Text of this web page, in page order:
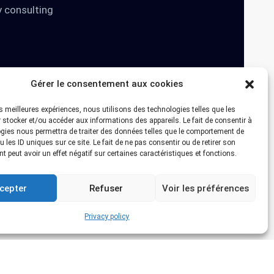
Gérer le consentement aux cookies
meilleures expériences, nous utilisons des technologies telles que les
stocker et/ou accéder aux informations des appareils. Le fait de consentir à
nous permettra de traiter des données telles que le comportement de
les ID uniques sur ce site. Le fait de ne pas consentir ou de retirer son
peut avoir un effet négatif sur certaines caractéristiques et fonctions.
Refuser Voir les préférences
Privacy policy
consulting